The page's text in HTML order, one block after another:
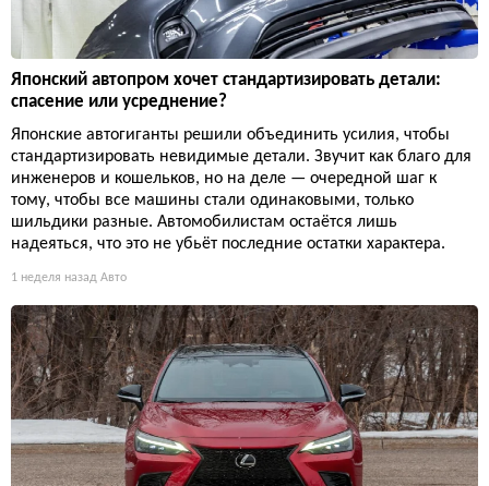
Японский автопром хочет стандартизировать детали:
спасение или усреднение?
Японские автогиганты решили объединить усилия, чтобы
стандартизировать невидимые детали. Звучит как благо для
инженеров и кошельков, но на деле — очередной шаг к
тому, чтобы все машины стали одинаковыми, только
шильдики разные. Автомобилистам остаётся лишь
надеяться, что это не убьёт последние остатки характера.
1 неделя назад Авто